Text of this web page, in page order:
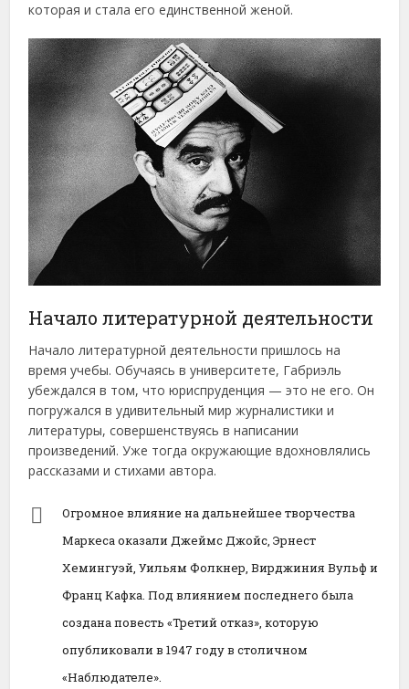
которая и стала его единственной женой.
Начало литературной деятельности
Начало литературной деятельности пришлось на
время учебы. Обучаясь в университете, Габриэль
убеждался в том, что юриспруденция — это не его. Он
погружался в удивительный мир журналистики и
литературы, совершенствуясь в написании
произведений. Уже тогда окружающие вдохновлялись
рассказами и стихами автора.
Огромное влияние на дальнейшее творчества
Маркеса оказали Джеймс Джойс, Эрнест
Хемингуэй, Уильям Фолкнер, Вирджиния Вульф и
Франц Кафка. Под влиянием последнего была
создана повесть «Третий отказ», которую
опубликовали в 1947 году в столичном
«Наблюдателе».